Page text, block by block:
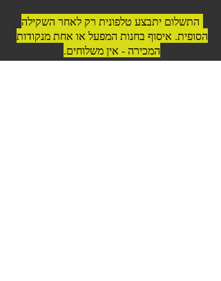
התשלום יתבצע טלפונית רק לאחר השקילה
הסופית. איסוף בחנות המפעל או אחת מנקודות
המכירה - אין משלוחים.